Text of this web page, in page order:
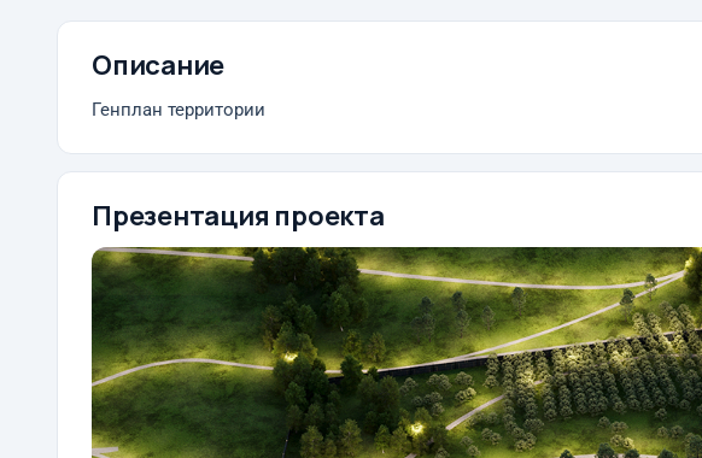
Описание
Генплан территории
Презентация проекта